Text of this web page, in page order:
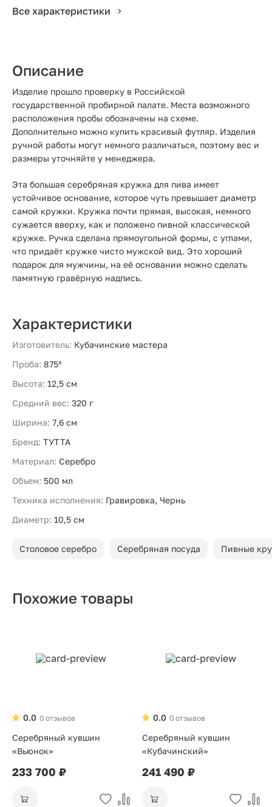
Все характеристики
Описание
Изделие прошло проверку в Российской
государственной пробирной палате. Места возможного
расположения пробы обозначены на схеме.
Дополнительно можно купить красивый футляр. Изделия
ручной работы могут немного различаться, поэтому вес и
размеры уточняйте у менеджера.
Эта большая серебряная кружка для пива имеет
устойчивое основание, которое чуть превышает диаметр
самой кружки. Кружка почти прямая, высокая, немного
сужается вверху, как и положено пивной классической
кружке. Ручка сделана прямоугольной формы, с углами,
что придаёт кружке чисто мужской вид. Это хороший
подарок для мужчины, на её основании можно сделать
памятную гравёрную надпись.
Характеристики
Изготовитель: Кубачинские мастера
Проба: 875°
Высота: 12,5 см
Средний вес: 320 г
Ширина: 7,6 см
Бренд: ТУТТА
Материал: Серебро
Объем: 500 мл
Техника исполнения: Гравировка, Чернь
Диаметр: 10,5 см
Столовое серебро Серебряная посуда Пивные
Похожие товары
0 отзывов
0.0
Серебряный кувшин
«Вьюнок»
233 700 ₽
0 отзывов
0.0
Серебряный кувшин
«Кубачинский»
241 490 ₽